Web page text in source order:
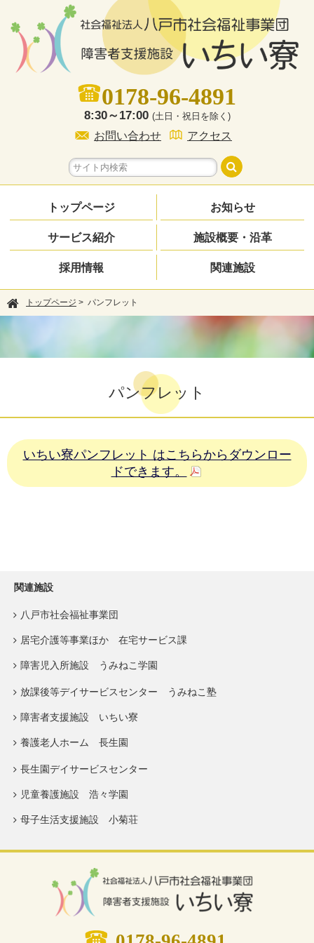
0178-96-4891
8:30～17:00 (土日・祝日を除く)
お問い合わせ アクセス
トップページ お知らせ
サービス紹介 施設概要・沿革
採用情報 関連施設
トップページ > パンフレット
パンフレット
いちい寮パンフレット はこちらからダウンロー
ドできます。
関連施設
八戸市社会福祉事業団
居宅介護等事業ほか 在宅サービス課
障害児入所施設 うみねこ学園
放課後等デイサービスセンター うみねこ塾
障害者支援施設 いちい寮
養護老人ホーム 長生園
長生園デイサービスセンター
児童養護施設 浩々学園
母子生活支援施設 小菊荘